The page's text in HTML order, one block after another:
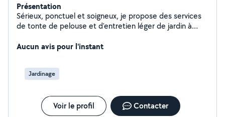
Présentation
Sérieux, ponctuel et soigneux, je propose des services
de tonte de pelouse et d'entretien léger de jardin à
travail propre et de qualité
Aucun avis pour l'instant
Jardinage
Voir le profil Contacter